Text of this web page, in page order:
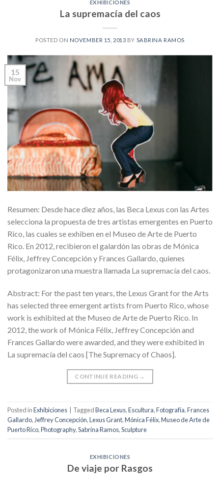
EXHIBICIONES
La supremacía del caos
POSTED ON NOVEMBER 15, 2013 BY SABRINA RAMOS
15
Nov
Resumen: Desde hace diez años, las Beca Lexus con las Artes
selecciona la propuesta de tres artistas emergentes en Puerto
Rico, las cuales se exhiben en el Museo de Arte de Puerto
Rico. En 2012, recibieron el galardón las obras de Mónica
Félix, Jeffrey Concepción y Frances Gallardo, quienes
protagonizaron una muestra llamada La supremacía del caos.
Abstract: For the past ten years, the Lexus Grant for the Arts
has selected three emergent artists from Puerto Rico, whose
work is exhibited at the Museo de Arte de Puerto Rico. In
2012, the work of Mónica Félix, Jeffrey Concepción and
Frances Gallardo were awarded, and they were exhibited in
La supremacía del caos [The Supremacy of Chaos].
CONTINUE READING →
Posted inExhibiciones TaggedBeca Lexus,Escultura,Fotografía,Frances
Gallardo,Jeffrey Concepción,Lexus Grant,Mónica Félix,Museo de Arte de
Puerto Rico,Photography,Sabrina Ramos,Sculpture
EXHIBICIONES
De viaje por Rasgos